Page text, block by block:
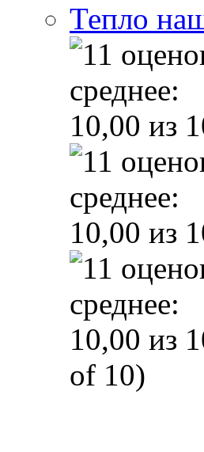
Тепло
of 10)